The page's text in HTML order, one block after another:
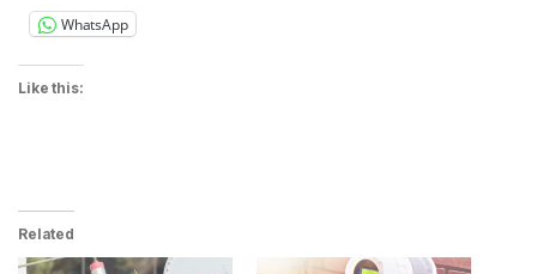
WhatsApp
Like this:
Related